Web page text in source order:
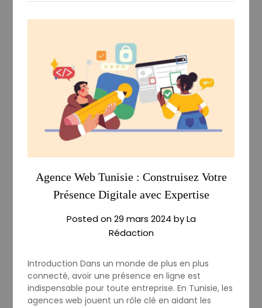
Agence Web Tunisie : Construisez Votre
Présence Digitale avec Expertise
Posted on29 mars 2024 byLa
Rédaction
Introduction Dans un monde de plus en plus
connecté, avoir une présence en ligne est
indispensable pour toute entreprise. En Tunisie, les
agences web jouent un rôle clé en aidant les